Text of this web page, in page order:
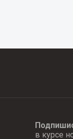
в курсе